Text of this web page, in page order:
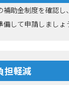
補助金制度を確認し
して申請しましょ
担軽減